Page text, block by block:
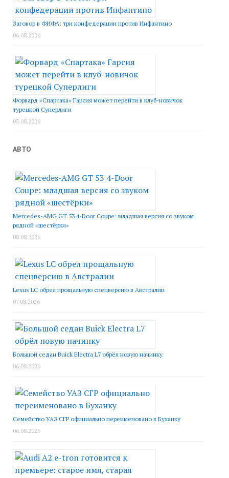
Заговор в ФИФА: три конфедерации против Инфантино
06.08.2026
Форвард «Спартака» Гарсия может перейти в клуб-новичок
турецкой Суперлиги
05.08.2026
АВТО
Mercedes-AMG GT 53 4-Door Coupe: младшая версия со звуком
рядной «шестёрки»
08.08.2026
Lexus LC обрел прощальную спецверсию в Австралии
07.08.2026
Большой седан Buick Electra L7 обрёл новую начинку
06.08.2026
Семейство УАЗ СГР официально переименовано в Буханку
06.08.2026